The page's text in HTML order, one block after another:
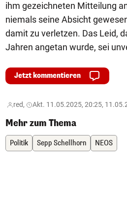
ihm gezeichneten Mitteilung
niemals seine Absicht
damit zu verletzen. Das Leid,
Jahren angetan wurde, sei
Jetzt kommentieren
red, Akt. 11.05.2025, 20:25,
Mehr zum Thema
Politik Sepp Schellhorn NEOS